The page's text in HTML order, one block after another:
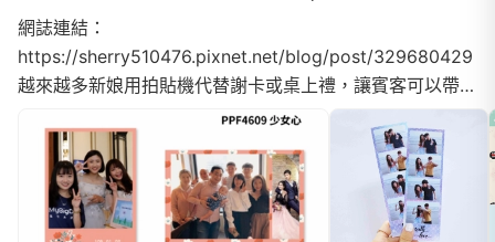
網誌連結：
https://sherry510476.pixnet.net/blog/post/329680429
越來越多新娘用拍貼機代替謝卡或桌上禮，讓賓客可以帶回
當天的照片作紀念開始做功課後也看了些網路文章，一開始
覺得都差不多阿~ 根本不知道選哪家才...